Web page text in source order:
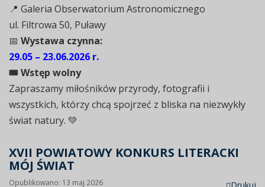
📍 Galeria Obserwatorium Astronomicznego
ul. Filtrowa 50, Puławy
📅 Wystawa czynna:
29.05 – 23.06.2026 r.
🎟 Wstęp wolny
Zapraszamy miłośników przyrody, fotografii i
wszystkich, którzy chcą spojrzeć z bliska na niezwykły
świat natury. 💚
XVII POWIATOWY KONKURS LITERACKI
MÓJ ŚWIAT
Opublikowano: 13 maj 2026